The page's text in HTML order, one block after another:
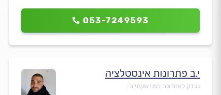
053-7249593
י.ב פתרונות אינסטלציה
נבדק לאחרונה לפני שעתיים